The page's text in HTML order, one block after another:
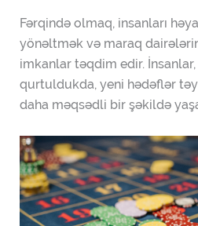
Fərqində olmaq, insanları
yönəltmək və maraq
imkanlar təqdim edir. İnsanlar,
qurtuldukda, yeni hədəflər
daha məqsədli bir şəkildə